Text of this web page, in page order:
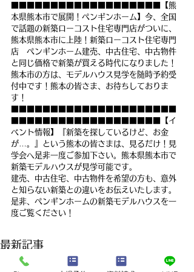
■■■■■■■■■■■■■■■■■■■【熊
本県熊本市で展開！ペンギンホーム】今、全国
で話題の新築ローコスト住宅専門店がついに、
熊本県熊本市に上陸！新築ローコスト住宅専門
店　ペンギンホーム建売、中古住宅、中古物件
と同じ価格で新築が買える時代になりました！
熊本市の方は、モデルハウス見学を随時予約受
付中です！熊本の皆さま、お待ちしておりま
す！
■■■■■■■■■■■■■■■■■■■【イ
ベント情報】『新築を探しているけど、お金
が…。』という熊本の皆さまは、見るだけ！見
学会へ是非一度ご参加下さい。熊本県熊本市で
新築モデルハウスが見学可能です。
建売、中古住宅、中古物件を希望の方も、意外
と知らない新築との違いをお伝えいたします。
是非、ペンギンホームの新築モデルハウスを一
度ご覧ください！
最新記事